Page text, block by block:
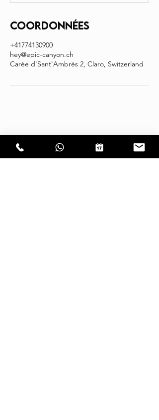
Coordonnées
+41774130900
hey@epic-canyon.ch
Carèe d'Sant'Ambrés 2, Claro, Switzerland
CONTACT
EPIC CANYON Sagl